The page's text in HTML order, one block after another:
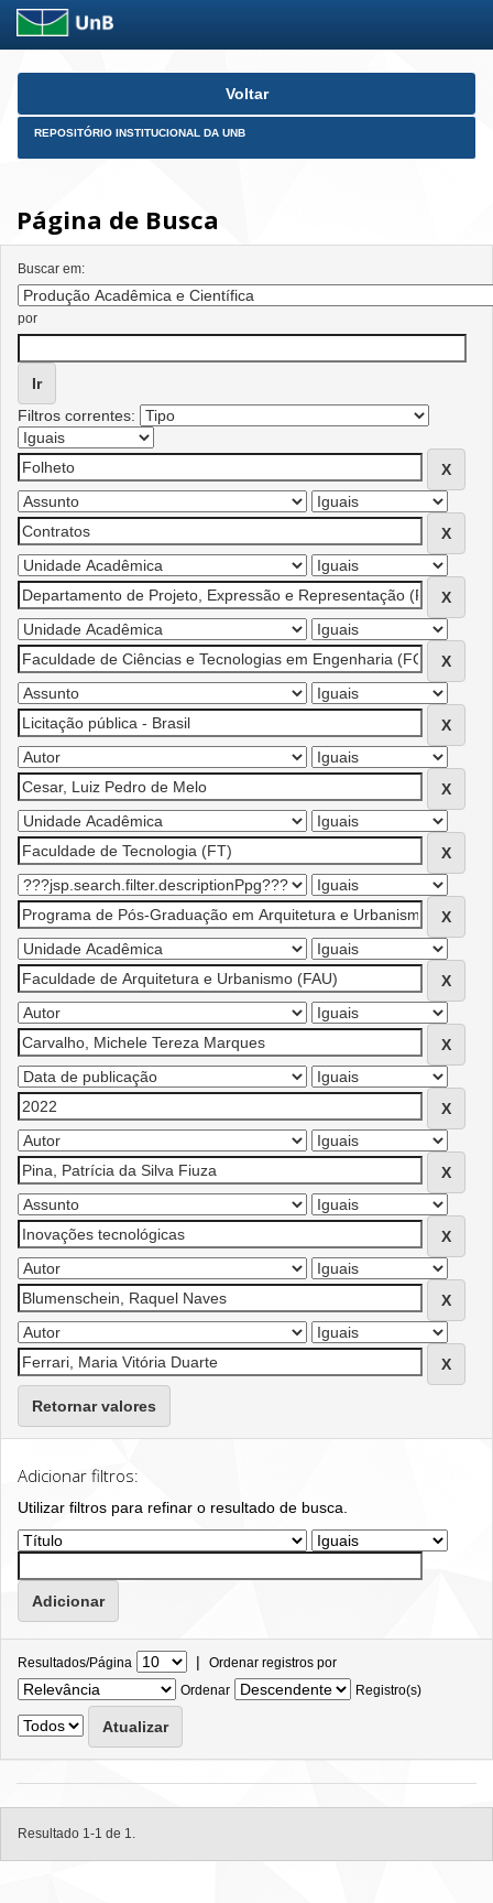
Skip
Voltar
REPOSITÓRIO INSTITUCIONAL DA UNB
Página de Busca
Buscar em:
por
Filtros correntes:
Retornar valores
Adicionar filtros:
Utilizar filtros para refinar o resultado de busca.
Resultados/Página | Ordenar registros por
Ordenar
Registro(s)
Resultado 1-1 de 1.